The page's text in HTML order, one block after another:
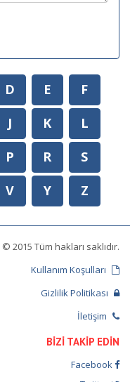
D E
F
J K
L
P R
S
V Y Z
© 2015 Tüm hakları saklıdır.
Kullanım Koşulları
Gizlilik Politikası
İletişim
BİZİ TAKİP EDİN
Facebook